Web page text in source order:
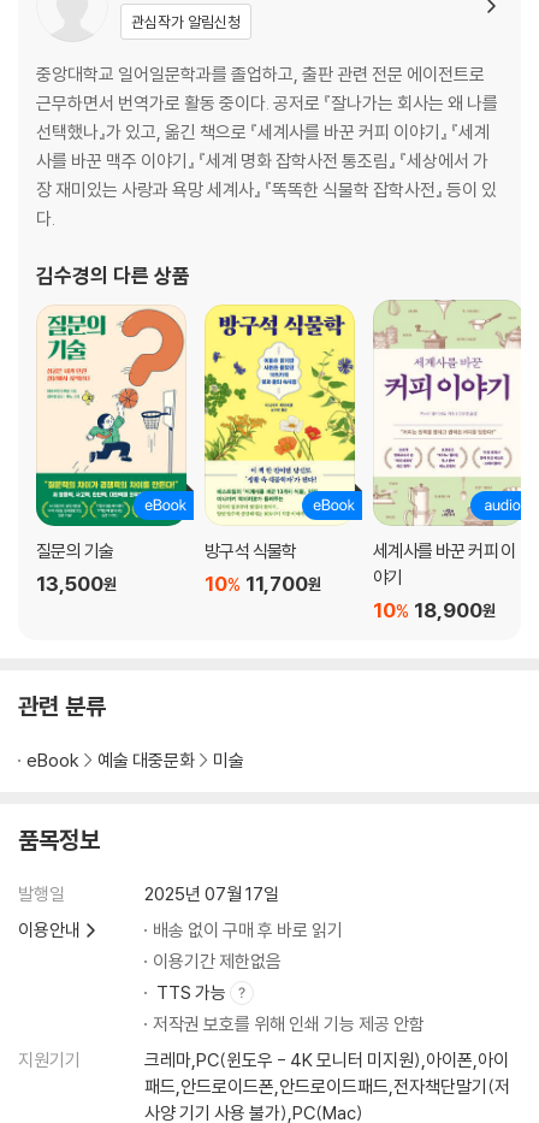
Chapter 3. 뭉크는 왜 자기 작품 [생명의 춤] 모델에게 총격당했나?
32. 고야의 [옷을 벗은 마하]와 [옷을 입은 마하]의 모델이 그의 연인 알바
공작부인이었다고?
33. 프라고나르가 관능적인 작품 [그네]를 통해 전하고자 한 진짜 메시지
는?
34. 쇠라의 [화장하는 젊은 여인] 속 화분 뒤에 화가의 얼굴이 숨어 있다는
데?
36. 라파엘로의 [프시케 로지아] 천장화는 그의 여성 편력 때문에 끊임없
이 혹평에 시달릴 수밖에 없었다는데?
37. 가톨릭 수사였던 리피의 [성모자와 두 천사] 속 성모 마리아가 이탈리
아 르네상스 시대 성모 마리아 중 가장 아름다운 이지미로 손꼽힌다고?
38. 로랑생은 왜 철저히 남자를 배제한 채 여자들만 그렸을까?
39. 세잔이 그린 아내 초상화 27점이 제각각 다른 뜻밖의 이유는?
40. 르누아르는 왜 [잔 에뷔테른]을 비롯한 모딜리아니의 초상화를 보고
못마땅한 표정을 지었을까?
41. 루소가 [나, 초상 - 풍경]에서 재혼한 아내의 이름 밑에 감춰 둔 여성의
정체는?
42. 퐁텐블로파의 대표작 [가브리엘 데스트레와 그의 자매] 속 한 여성은
왜 다른 여성의 젖꼭지를 손에 쥐고 있을까?
은 무덤에 묻힌 기상천외한 이유는?
45. 르누아르는 왜 지적인 여성을 극도로 싫어하고, ‘완벽하게 텅 빈 얼
굴’의 여성을 좋아했을까?
이유는?
Chapter 4. 들라크루아의 [민중을 이끄는 자유의 여신] 모델이 젊은 세
탁부였다?
47. 앵그르의 [그랑드 오달리스크] 여주인공 척추뼈가 정상인보다 3개나
48. 같은 해에 발표된 훨씬 선정적인 그림 [비너스의 탄생]은 찬사를 받았
는데, 마네의 [풀밭 위의 점심 식사]만 혹평에 시달린 이유는?
49. 동료 화가들이 피카소의 [아비뇽의 여인]을 보며 “피카소는 언젠가
관심작가 알림신청
중앙대학교 일어일문학과를 졸업하고, 출판 관련 전문 에이전트로
근무하면서 번역가로 활동 중이다. 공저로 『잘나가는 회사는 왜 나를
선택했나』가 있고, 옮긴 책으로 『세계사를 바꾼 커피 이야기』 『세계
사를 바꾼 맥주 이야기』 『세계 명화 잡학사전 통조림』 『세상에서 가
장 재미있는 사랑과 욕망 세계사』 『똑똑한 식물학 잡학사전』 등이 있
다.
김수경의 다른 상품
질문의 기술
13,500원
방구석 식물학
11,700원
10%
세계사를 바꾼 커피 이
야기
18,900원
10%
관련 분류
eBook 예술 대중문화 미술
품목정보
발행일
2025년 07월 17일
이용안내
배송 없이 구매 후 바로 읽기
이용기간 제한없음
TTS 가능
저작권 보호를 위해 인쇄 기능 제공 안함
지원기기
크레마,PC(윈도우 - 4K 모니터 미지원),아이폰,아이
패드,안드로이드폰,안드로이드패드,전자책단말기(저
사양 기기 사용 불가),PC(Mac)